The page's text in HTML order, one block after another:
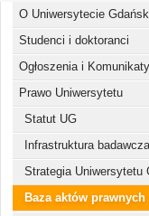
O Uniwersytecie
Studenci i doktoranci
Ogłoszenia i Komunikaty
Prawo Uniwersytetu
Statut UG
Infrastruktura badawcza
Strategia Uniwersytetu
Baza aktów prawnych